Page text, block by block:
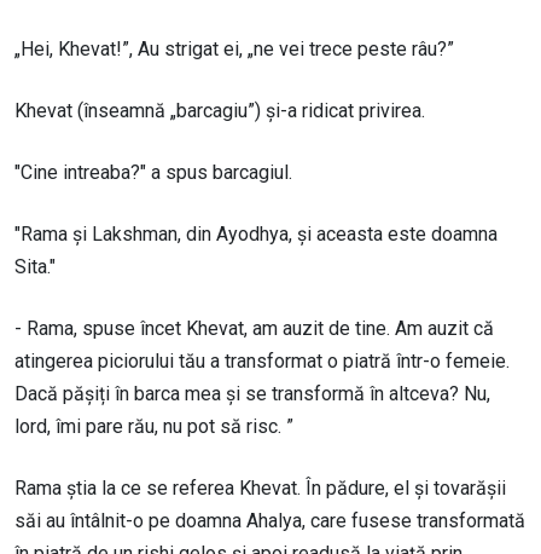
„Hei, Khevat!”, Au strigat ei, „ne vei trece peste râu?”
Khevat (înseamnă „barcagiu”) și-a ridicat privirea.
"Cine intreaba?" a spus barcagiul.
"Rama și Lakshman, din Ayodhya, și aceasta este doamna
Sita."
- Rama, spuse încet Khevat, am auzit de tine. Am auzit că
atingerea piciorului tău a transformat o piatră într-o femeie.
Dacă pășiți în barca mea și se transformă în altceva? Nu,
lord, îmi pare rău, nu pot să risc. ”
Rama știa la ce se referea Khevat. În pădure, el și tovarășii
săi au întâlnit-o pe doamna Ahalya, care fusese transformată